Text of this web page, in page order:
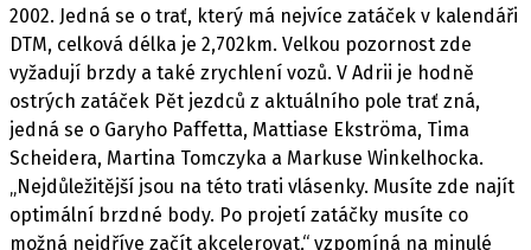
PIT LANE
ČEŠI V AKCI
FIA CEZ & POHÁRY
MEZINÁRODNÍ SCÉNA
SLEDUJTE NÁS NA|
2002. Jedná se o trať, který má nejvíce zatáček v kalendáři
DTM, celková délka je 2,702km. Velkou pozornost zde
vyžadují brzdy a také zrychlení vozů. V Adrii je hodně
ostrých zatáček Pět jezdců z aktuálního pole trať zná,
jedná se o Garyho Paffetta, Mattiase Ekströma, Tima
Scheidera, Martina Tomczyka a Markuse Winkelhocka.
„Nejdůležitější jsou na této trati vlásenky. Musíte zde najít
optimální brzdné body. Po projetí zatáčky musíte co
možná nejdříve začít akcelerovat,“ vzpomíná na minulé